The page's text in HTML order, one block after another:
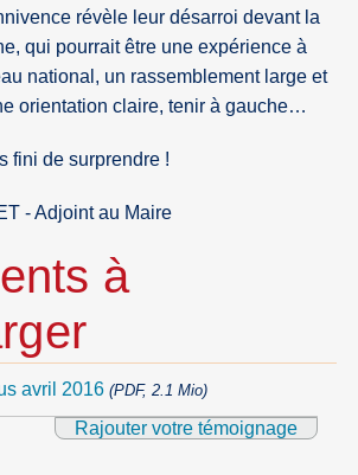
révèle leur désarroi devant la
qui pourrait être une expérience à
national, un rassemblement large et
orientation claire, tenir à gauche…
fini de surprendre !
- Adjoint au Maire
à
avril 2016 (PDF, 2.1 Mio)
Rajouter votre témoignage